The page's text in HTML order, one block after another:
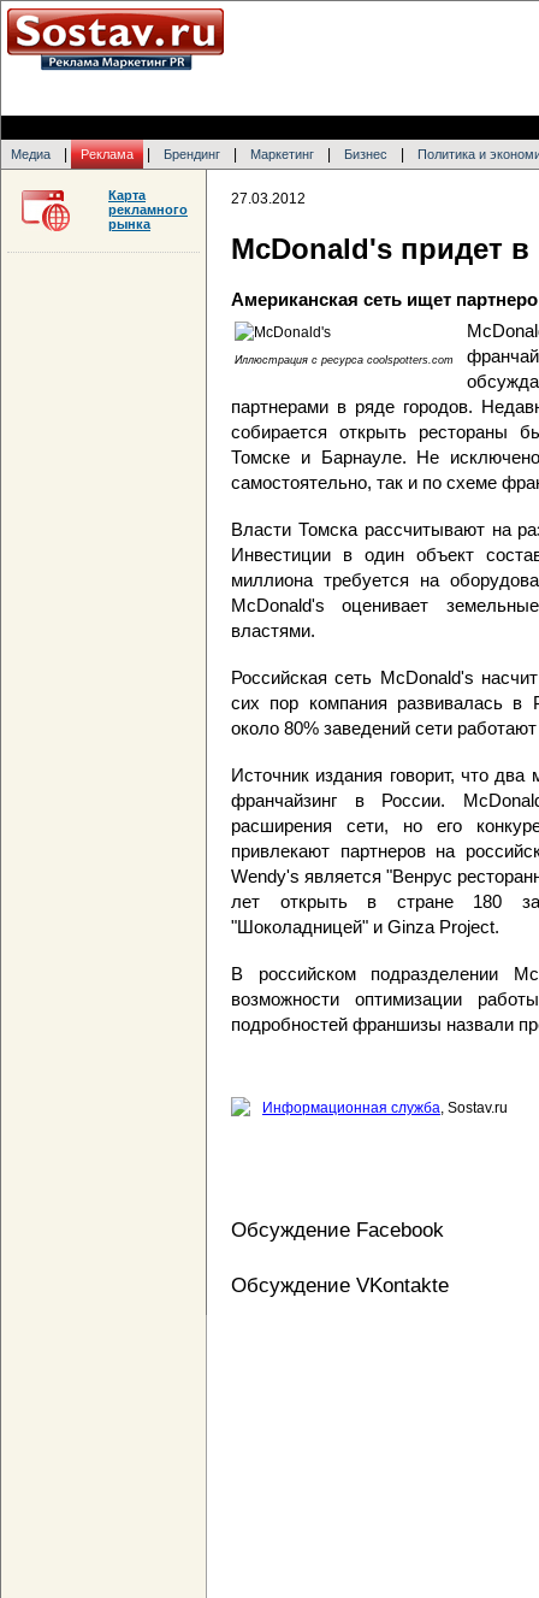
Медиа Реклама Брендинг Маркетинг Бизнес Политика и
27.03.2012
McDonald's придет
Американская сеть ищет
Иллюстрация с ресурса coolspotters.com
партнерами в ряде городов.
собирается открыть рестораны
Томске и Барнауле. Не
самостоятельно, так и по схеме
Власти Томска рассчитывают на
Инвестиции в один объект
миллиона требуется на
McDonald's оценивает
властями.
Российская сеть McDonald's
сих пор компания развивалась в
около 80% заведений сети
Источник издания говорит, что
франчайзинг в России.
расширения сети, но его
привлекают партнеров на
Wendy's является "Венрус
лет открыть в стране 180
"Шоколадницей" и Ginza Project.
В российском подразделении
возможности оптимизации
подробностей франшизы назвали
Информационная служба, Sostav.ru
Обсуждение Facebook
Обсуждение VKontakte
Карта
рекламного
рынка